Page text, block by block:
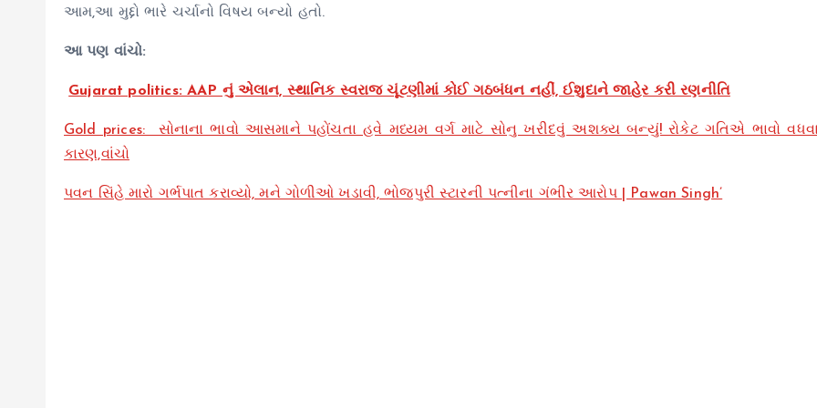
આમ,આ મુદ્દો ભારે ચર્ચાનો વિષય બન્યો હતો.
આ પણ વાંચો:
Gujarat politics: AAP નું એલાન, સ્થાનિક સ્વરાજ ચૂંટણીમાં કોઈ ગઠબંધન નહીં, ઈશુદાને જાહેર કરી રણનીતિ
Gold prices: સોનાના ભાવો આસમાને પહોંચતા હવે મધ્યમ વર્ગ માટે સોનુ ખરીદવું અશક્ય બન્યું! રોકેટ ગતિએ ભાવો
કારણ,વાંચો
પવન સિંહે મારો ગર્ભપાત કરાવ્યો, મને ગોળીઓ ખડાવી, ભોજપુરી સ્ટારની પત્નીના ગંભીર આરોપ | Pawan Singh’